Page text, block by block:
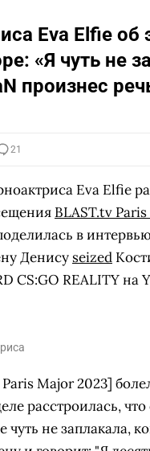
Eva Elfie об
«Я чуть не
произнес
21
Eva Elfie
BLAST.tv
в
Денису seized
CS:GO REALITY на
Major 2023]
расстроилась,
не заплакала,